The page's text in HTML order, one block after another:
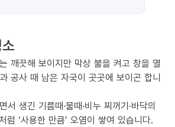
깨끗해 보이지만 막상 불을 켜고 창을 열
공사 때 남은 자국이 곳곳에 보이곤 합니
서 생긴 기름때·물때·비누 찌꺼기·바닥의
럼 ‘사용한 만큼’ 오염이 쌓여 있습니다.